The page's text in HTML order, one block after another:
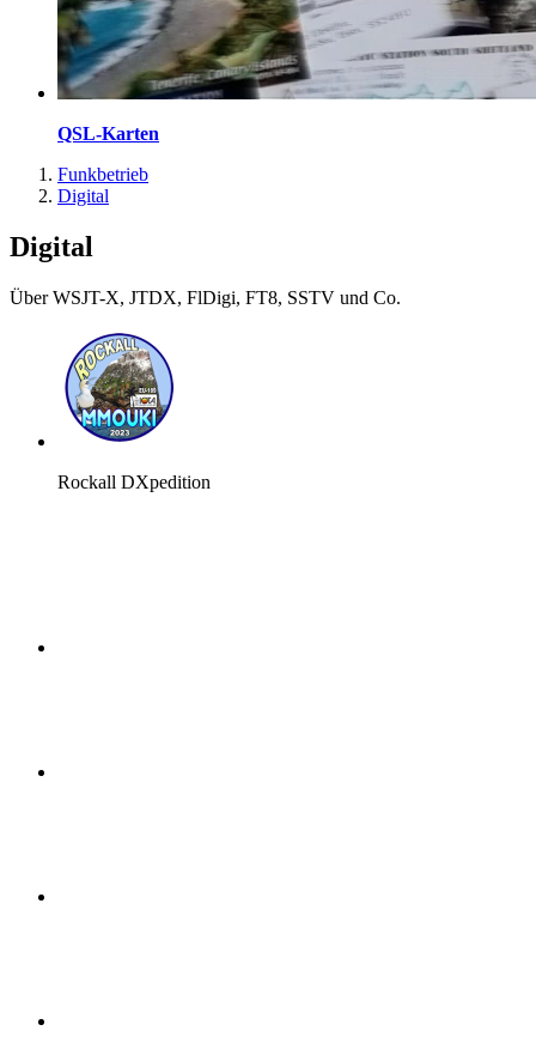
QSL-Karten
Funkbetrieb
Digital
Digital
Über WSJT-X, JTDX, FlDigi, FT8, SSTV und Co.
Rockall DXpedition